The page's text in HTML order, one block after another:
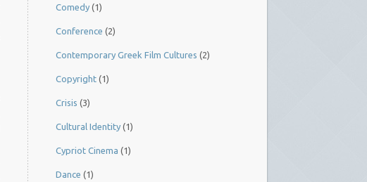
Comedy (1)
Conference (2)
Contemporary Greek Film Cultures (2)
Copyright (1)
Crisis (3)
Cultural Identity (1)
Cypriot Cinema (1)
Dance (1)